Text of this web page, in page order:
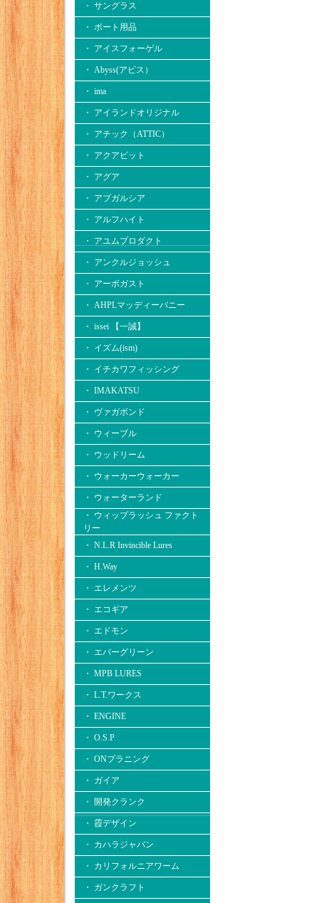
・ サングラス
・ ボート用品
・ アイスフォーゲル
・ Abyss(アビス）
・ ima
・ アイランドオリジナル
・ アチック（ATTIC）
・ アクアビット
・ アグア
・ アブガルシア
・ アルフハイト
・ アユムプロダクト
・ アンクルジョッシュ
・ アーボガスト
・ AHPLマッディーバニー
・ issei 【一誠】
・ イズム(ism)
・ イチカワフィッシング
・ IMAKATSU
・ ヴァガボンド
・ ウィーブル
・ ウッドリーム
・ ウォーカーウォーカー
・ ウォーターランド
・ ウィップラッシュ ファクト
リー
・ N.L.R Invincible Lures
・ H.Way
・ エレメンツ
・ エコギア
・ エドモン
・ エバーグリーン
・ MPB LURES
・ L.T.ワークス
・ ENGINE
・ O.S.P
・ ONプラニング
・ ガイア
・ 開発クランク
・ 霞デザイン
・ カハラジャパン
・ カリフォルニアワーム
・ ガンクラフト